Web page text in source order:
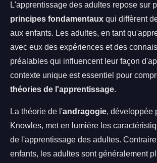
L'apprentissage des adultes repose sur
principes fondamentaux qui diffèrent
aux enfants. Les adultes, en tant
avec eux des expériences et des
préalables qui influencent leur façon
contexte unique est essentiel pour
théories de l'apprentissage.
La théorie de l'andragogie, développée
Knowles, met en lumière les
de l'apprentissage des adultes.
enfants, les adultes sont généralement